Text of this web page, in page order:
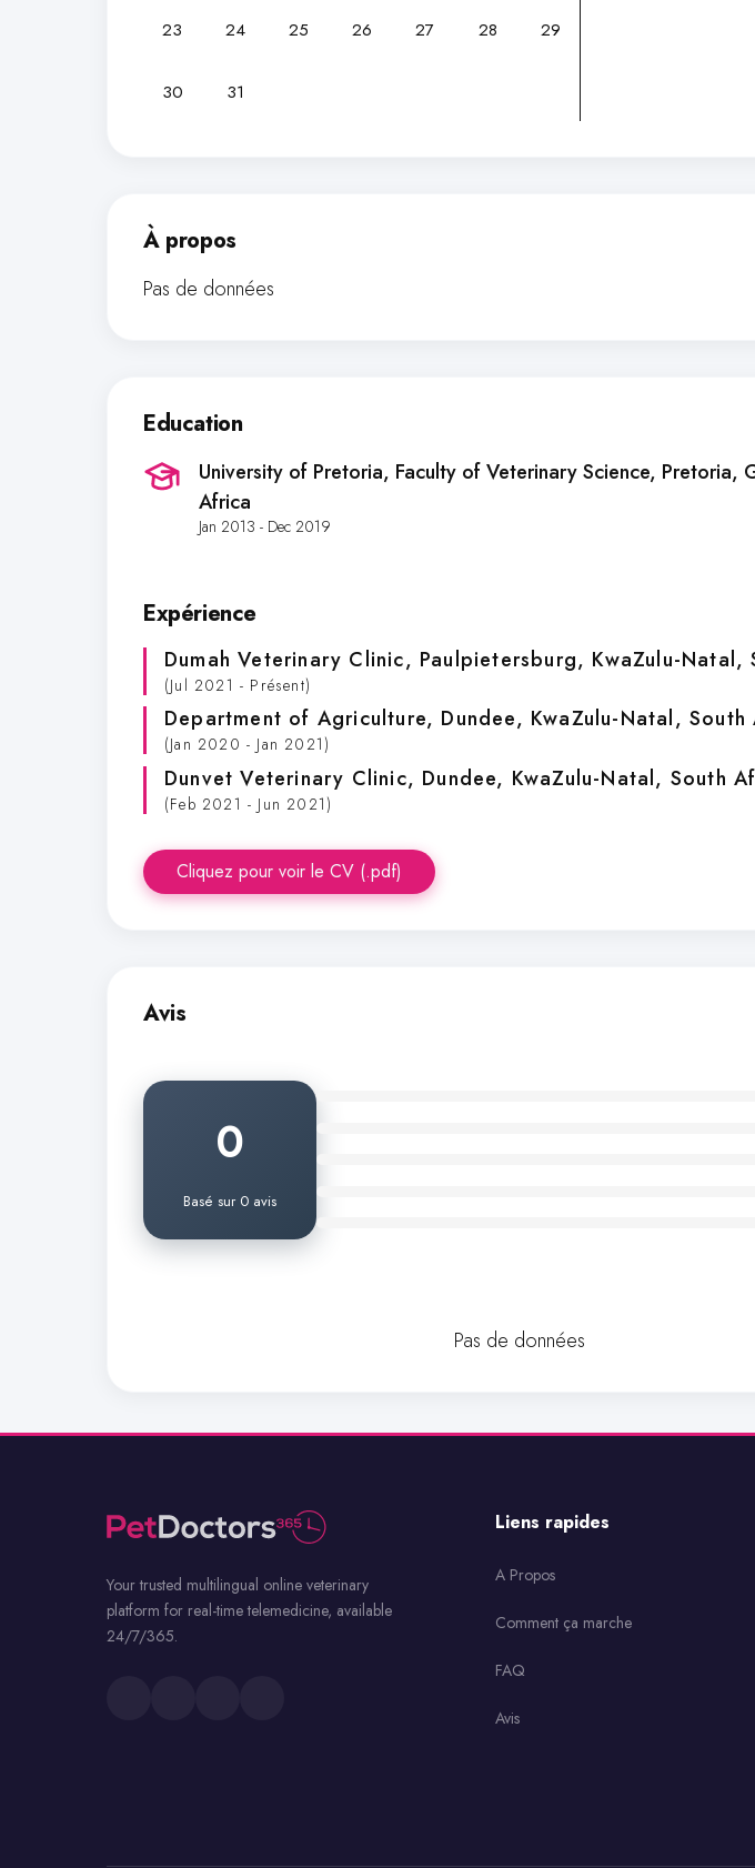
23 24 25 26 27 28 29
30 31
À propos
Pas de données
Education
University of Pretoria, Faculty of Veterinary Science, Pretoria,
Africa
Jan 2013 - Dec 2019
Expérience
Dumah Veterinary Clinic, Paulpietersburg, KwaZulu-Natal,
(Jul 2021 - Présent)
Department of Agriculture, Dundee, KwaZulu-Natal, South
(Jan 2020 - Jan 2021)
Dunvet Veterinary Clinic, Dundee, KwaZulu-Natal, South
(Feb 2021 - Jun 2021)
Cliquez pour voir le CV (.pdf)
Avis
0
Basé sur 0 avis
Pas de données
Your trusted multilingual online veterinary
platform for real-time telemedicine, available
24/7/365.
Liens rapides
A Propos
Comment ça marche
FAQ
Avis